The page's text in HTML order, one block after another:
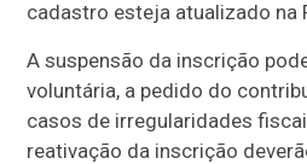
cadastro esteja atualizado na
A suspensão da inscrição
voluntária, a pedido do
casos de irregularidades
reativação da inscrição